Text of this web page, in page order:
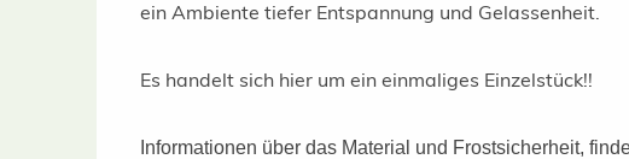
ein Ambiente tiefer Entspannung und Gelassenheit.
Es handelt sich hier um ein einmaliges Einzelstück!!
Informationen über das Material und Frostsicherheit,